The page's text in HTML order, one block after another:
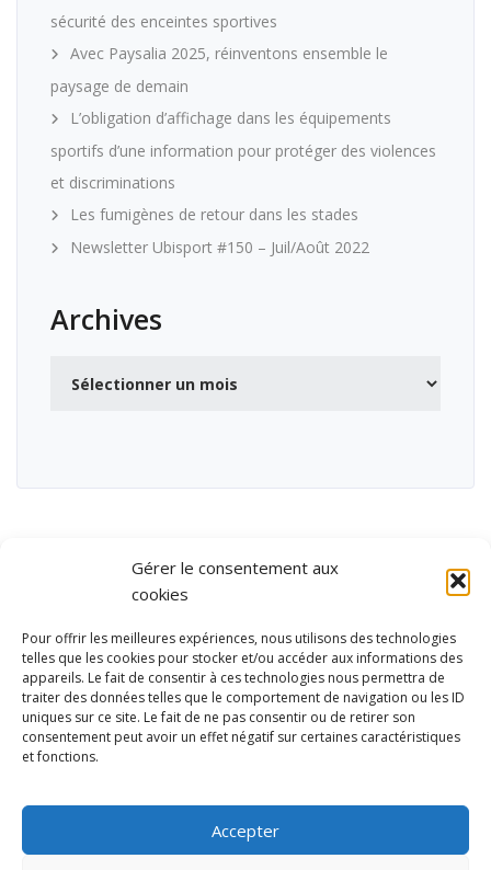
Gérer le consentement aux
cookies
Pour offrir les meilleures expériences, nous utilisons des technologies
telles que les cookies pour stocker et/ou accéder aux informations des
appareils. Le fait de consentir à ces technologies nous permettra de
traiter des données telles que le comportement de navigation ou les ID
uniques sur ce site. Le fait de ne pas consentir ou de retirer son
consentement peut avoir un effet négatif sur certaines caractéristiques
et fonctions.
Accepter
sécurité des enceintes sportives
Avec Paysalia 2025, réinventons ensemble le
paysage de demain
L’obligation d’affichage dans les équipements
sportifs d’une information pour protéger des violences
et discriminations
Les fumigènes de retour dans les stades
Newsletter Ubisport #150 – Juil/Août 2022
Archives
et de loisirs
Contact